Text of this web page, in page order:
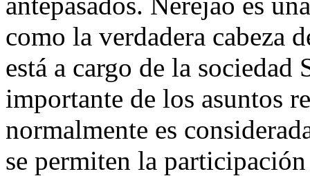
como la verdadera cabeza
está a cargo de la sociedad
importante de los asuntos
normalmente es
se permiten la